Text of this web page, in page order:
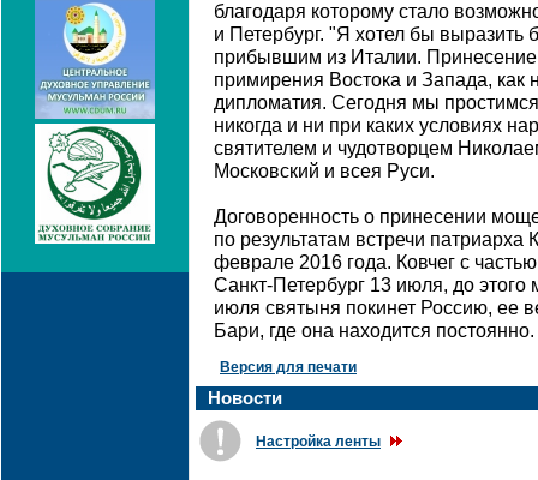
благодаря которому стало
и Петербург. "Я хотел бы выразить
прибывшим из Италии.
примирения Востока и Запада, как
дипломатия. Сегодня мы
никогда и ни при каких условиях
святителем и чудотворцем
Московский и всея Руси.
Договоренность о принесении
по результатам встречи
феврале 2016 года. Ковчег с
Санкт-Петербург 13 июля, до
июля святыня покинет Россию, ее
Бари, где она находится постоянно.
Версия для печати
Новости
Настройка ленты